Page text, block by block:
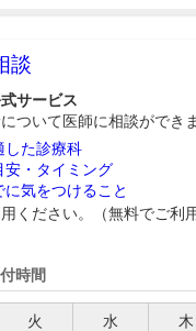
談
サービス
ついて医師に相談ができま
した診療科
安・タイミング
に気をつけること
ください。（無料でご利
時間
火 水 木